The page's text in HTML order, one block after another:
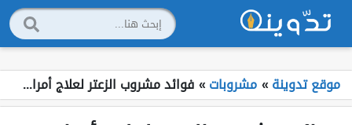
موقع تدوينة»مشروبات»فوائد مشروب الزعتر لعلاج أمراض القلب والضغط وما هي أضراره؟